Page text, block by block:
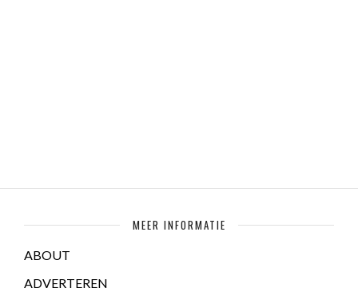
MEER INFORMATIE
ABOUT
ADVERTEREN